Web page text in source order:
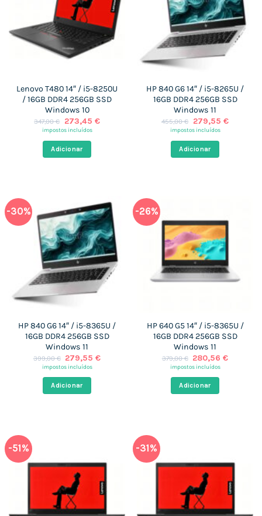
Lenovo T480 14″ / i5-8250U
/ 16GB DDR4 256GB SSD
Windows 10
347,00€
O
preço
era:
347,00 €.
273,45 €O
impostos incluídos
Adicionar
HP 840 G6 14″ / i5-8265U /
16GB DDR4 256GB SSD
Windows 11
455,00€
O
preço
era:
455,00 €.
279,55 €O
impostos incluídos
Adicionar
-30%
HP 840 G6 14″ / i5-8365U /
16GB DDR4 256GB SSD
Windows 11
399,00€ O
preço
era:
399,00 €.
279,55€O
impostos incluídos
Adicionar
-26%
HP 640 G5 14″ / i5-8365U /
16GB DDR4 256GB SSD
Windows 11
379,00€ O
preço
era:
379,00 €.
280,56€O
impostos incluídos
Adicionar
-51% -31%